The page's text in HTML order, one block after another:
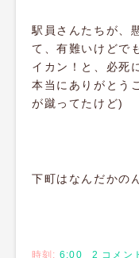
駅員さんたちが、
て、有難いけどで
イカン！と、必死
本当にありがとう
が蹴ってたけど)
下町はなんだかの
時刻: 6:00 2 コメン